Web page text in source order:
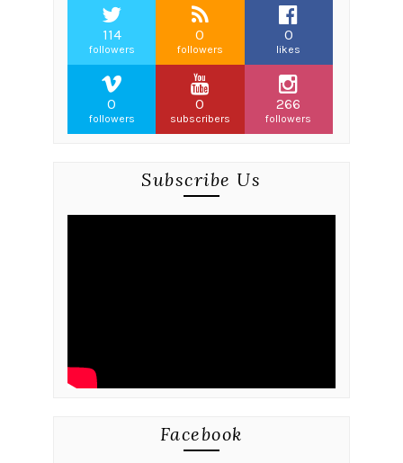
114
followers
0
followers
0
likes
0
followers
0
subscribers
266
followers
Subscribe Us
Facebook